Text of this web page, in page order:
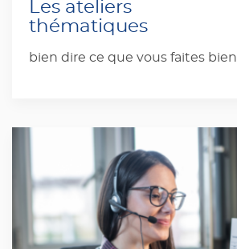
Les ateliers
thématiques
bien dire ce que vous faites bien